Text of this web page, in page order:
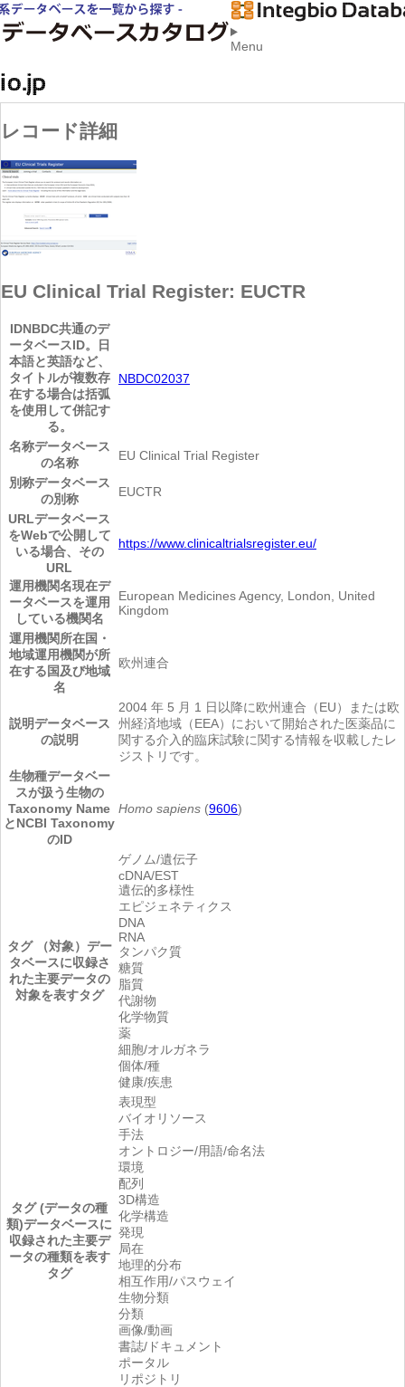
Menu
レコード詳細
EU Clinical Trial Register: EUCTR
IDNBDC共通のデ
ータベースID。日
本語と英語など、
タイトルが複数存
在する場合は括弧
を使用して併記す
る。
NBDC02037
名称データベース
の名称
EU Clinical Trial Register
別称データベース
の別称
EUCTR
URLデータベース
をWebで公開して
いる場合、その
URL
https://www.clinicaltrialsregister.eu/
運用機関名現在デ
ータベースを運用
している機関名
European Medicines Agency, London, United
Kingdom
運用機関所在国・
地域運用機関が所
在する国及び地域
名
欧州連合
説明データベース
の説明
2004 年 5 月 1 日以降に欧州連合（EU）または欧
州経済地域（EEA）において開始された医薬品に
関する介入的臨床試験に関する情報を収載したレ
ジストリです。
生物種データベー
スが扱う生物の
Taxonomy Name
とNCBI Taxonomy
のID
Homo sapiens (9606)
タグ （対象） デー
タベースに収録さ
れた主要データの
対象を表すタグ
ゲノム/遺伝子
cDNA/EST
遺伝的多様性
エピジェネティクス
DNA
RNA
タンパク質
糖質
脂質
代謝物
化学物質
薬
細胞/オルガネラ
個体/種
健康/疾患
タグ (データの種
類)データベースに
収録された主要デ
ータの種類を表す
タグ
表現型
バイオリソース
手法
オントロジー/用語/命名法
環境
配列
3D構造
化学構造
発現
局在
地理的分布
相互作用/パスウェイ
生物分類
分類
画像/動画
書誌/ドキュメント
ポータル
リポジトリ